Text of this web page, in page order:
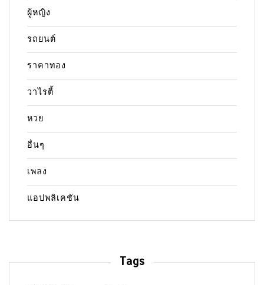
ผู้หญิง
รถยนต์
ราคาทอง
วาไรตี้
หวย
อื่นๆ
เพลง
แอปพลิเคชัน
Tags